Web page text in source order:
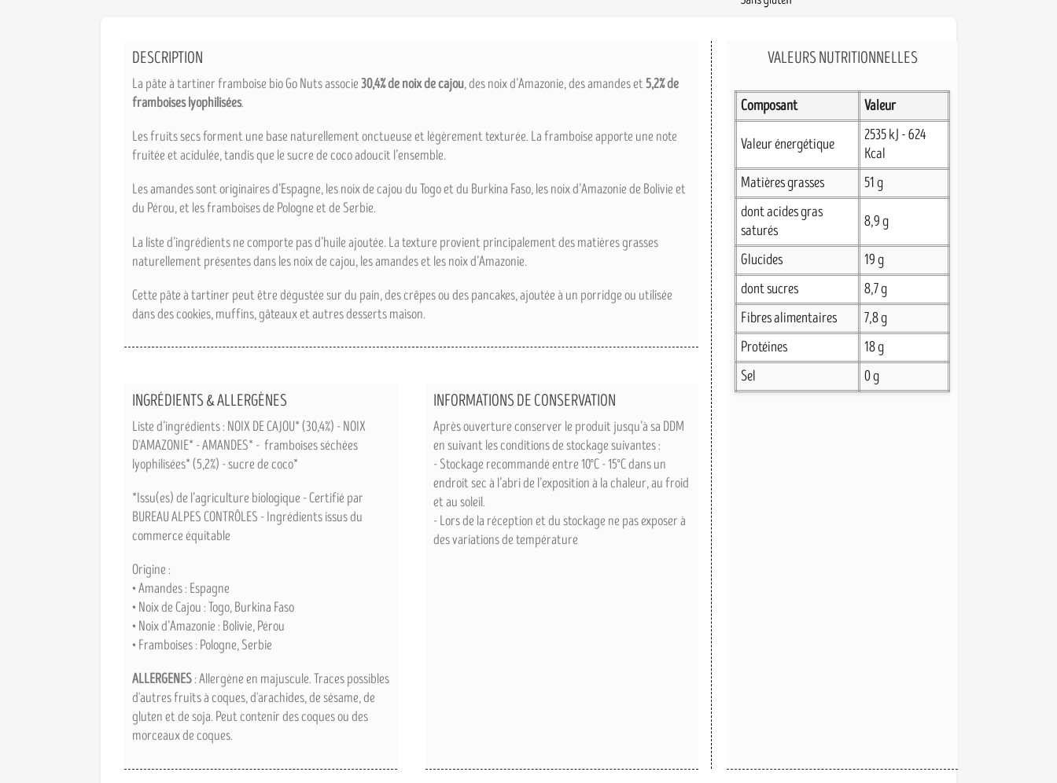
DESCRIPTION
La pâte à tartiner framboise bio Go Nuts associe30,4% de noix de cajou, des noix d’Amazonie, des amandes et5,2% de
framboises lyophilisées.
Les fruits secs forment une base naturellement onctueuse et légèrement texturée. La framboise apporte une note
fruitée et acidulée, tandis que le sucre de coco adoucit l’ensemble.
Les amandes sont originaires d’Espagne, les noix de cajou du Togo et du Burkina Faso, les noix d’Amazonie de Bolivie et
du Pérou, et les framboises de Pologne et de Serbie.
La liste d’ingrédients ne comporte pas d’huile ajoutée. La texture provient principalement des matières grasses
naturellement présentes dans les noix de cajou, les amandes et les noix d’Amazonie.
Cette pâte à tartiner peut être dégustée sur du pain, des crêpes ou des pancakes, ajoutée à un porridge ou utilisée
dans des cookies, muffins, gâteaux et autres desserts maison.
INGRÉDIENTS & ALLERGÈNES
Liste d’ingrédients : NOIX DE CAJOU* (30,4%) - NOIX
D'AMAZONIE* - AMANDES* - framboises séchées
lyophilisées* (5,2%) - sucre de coco*
*Issu(es) de l’agriculture biologique - Certifié par
BUREAU ALPES CONTRÔLES - Ingrédients issus du
commerce équitable
Origine :
• Amandes : Espagne
• Noix de Cajou : Togo, Burkina Faso
• Noix d’Amazonie : Bolivie, Pérou
• Framboises : Pologne, Serbie
ALLERGENES: Allergène en majuscule. Traces possibles
d'autres fruits à coques, d'arachides, de sésame, de
gluten et de soja. Peut contenir des coques ou des
morceaux de coques.
VALEURS NUTRITIONNELLES
Composant Valeur
Valeur énergétique
2535 kJ - 624
Kcal
Matières grasses
51 g
dont acides gras
saturés
8,9 g
Glucides
19 g
dont sucres
8,7 g
Fibres alimentaires
7,8 g
Protéines
18 g
Sel
0 g
INFORMATIONS DE CONSERVATION
Après ouverture conserver le produit jusqu’à sa DDM
en suivant les conditions de stockage suivantes :
- Stockage recommandé entre 10°C - 15°C dans un
endroit sec à l’abri de l’exposition à la chaleur, au froid
et au soleil.
- Lors de la réception et du stockage ne pas exposer à
des variations de température